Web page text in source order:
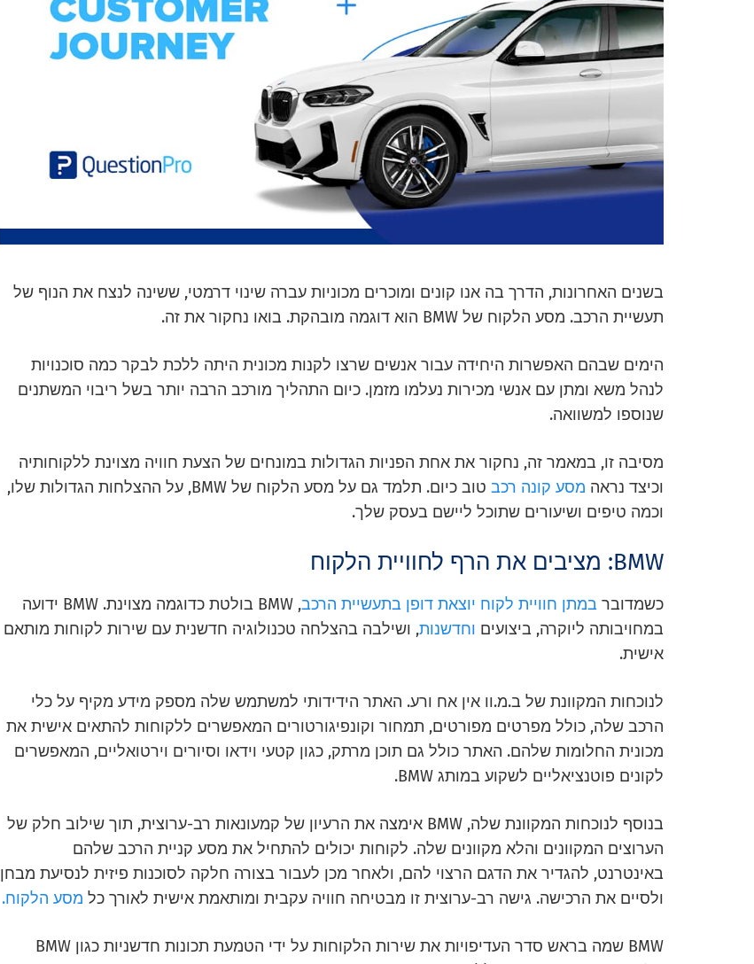
בשנים האחרונות, הדרך בה אנו קונים ומוכרים מכוניות עברה שינוי דרמטי, ששינה לנצח את הנוף של
תעשיית הרכב. מסע הלקוח של BMW הוא דוגמה מובהקת. בואו נחקור את זה.
הימים שבהם האפשרות היחידה עבור אנשים שרצו לקנות מכונית היתה ללכת לבקר כמה סוכנויות
לנהל משא ומתן עם אנשי מכירות נעלמו מזמן. כיום התהליך מורכב הרבה יותר בשל ריבוי המשתנים
שנוספו למשוואה.
מסיבה זו, במאמר זה, נחקור את אחת הפניות הגדולות במונחים של הצעת חוויה מצוינת ללקוחותיה
וכיצד נראה מסע קונה רכב
טוב כיום. תלמד גם על מסע הלקוח של BMW, על ההצלחות הגדולות שלו,
וכמה טיפים ושיעורים שתוכל ליישם בעסק שלך.
BMW: מציבים את הרף לחוויית הלקוח
כשמדובר במתן חוויית לקוח יוצאת דופן בתעשיית הרכב
, BMW בולטת כדוגמה מצוינת. BMW ידועה
במחויבותה ליוקרה, ביצועים וחדשנות, ושילבה בהצלחה טכנולוגיה חדשנית עם שירות לקוחות מותאם
אישית.
לנוכחות המקוונת של ב.מ.וו אין אח ורע. האתר הידידותי למשתמש שלה מספק מידע מקיף על כלי
הרכב שלה, כולל מפרטים מפורטים, תמחור וקונפיגורטורים המאפשרים ללקוחות להתאים אישית את
מכונית החלומות שלהם. האתר כולל גם תוכן מרתק, כגון קטעי וידאו וסיורים וירטואליים, המאפשרים
לקונים פוטנציאליים לשקוע במותג BMW.
בנוסף לנוכחות המקוונת שלה, BMW אימצה את הרעיון של קמעונאות רב-ערוצית, תוך שילוב חלק של
הערוצים המקוונים והלא מקוונים שלה. לקוחות יכולים להתחיל את מסע קניית הרכב שלהם
באינטרנט, להגדיר את הדגם הרצוי להם, ולאחר מכן לעבור בצורה חלקה לסוכנות פיזית לנסיעת מבחן
ולסיים את הרכישה. גישה רב-ערוצית זו מבטיחה חוויה עקבית ומותאמת אישית לאורך כל מסע הלקוח.
BMW שמה בראש סדר העדיפויות את שירות הלקוחות על ידי הטמעת תכונות חדשניות כגון BMW